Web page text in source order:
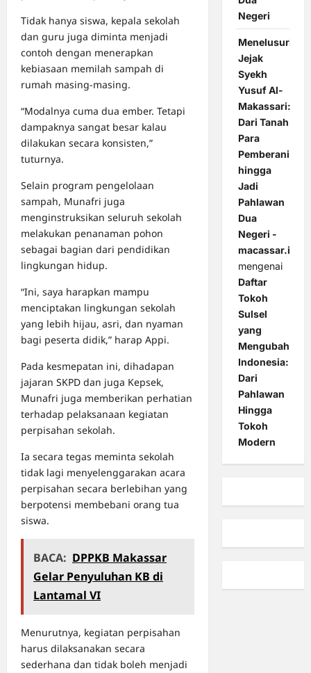
Tidak hanya siswa, kepala sekolah
dan guru juga diminta menjadi
contoh dengan menerapkan
kebiasaan memilah sampah di
rumah masing-masing.
“Modalnya cuma dua ember. Tetapi
dampaknya sangat besar kalau
dilakukan secara konsisten,”
tuturnya.
Selain program pengelolaan
sampah, Munafri juga
menginstruksikan seluruh sekolah
melakukan penanaman pohon
sebagai bagian dari pendidikan
lingkungan hidup.
“Ini, saya harapkan mampu
menciptakan lingkungan sekolah
yang lebih hijau, asri, dan nyaman
bagi peserta didik,” harap Appi.
Pada kesmepatan ini, dihadapan
jajaran SKPD dan juga Kepsek,
Munafri juga memberikan perhatian
terhadap pelaksanaan kegiatan
perpisahan sekolah.
Ia secara tegas meminta sekolah
tidak lagi menyelenggarakan acara
perpisahan secara berlebihan yang
berpotensi membebani orang tua
siswa.
BACA: DPPKB Makassar
Gelar Penyuluhan KB di
Lantamal VI
Menurutnya, kegiatan perpisahan
harus dilaksanakan secara
sederhana dan tidak boleh menjadi
Negeri
Menelusuri
Jejak
Syekh
Yusuf Al-
Makassari:
Dari Tanah
Para
Pemberani
hingga
Jadi
Pahlawan
Dua
Negeri -
macassar.id
mengenai
Daftar
Tokoh
Sulsel
yang
Mengubah
Indonesia:
Dari
Pahlawan
Hingga
Tokoh
Modern